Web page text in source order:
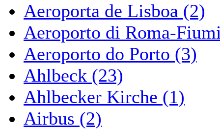
Aeroporta de Lisboa (2)
Aeroporto di Roma-
Aeroporto do Porto (3)
Ahlbeck (23)
Ahlbecker Kirche (1)
Airbus (2)